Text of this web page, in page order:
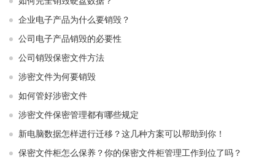
企业电子产品为什么要销毁？
公司电子产品销毁的必要性
公司销毁保密文件方法
涉密文件为何要销毁
如何管好涉密文件
涉密文件保密管理都有哪些规定
新电脑数据怎样进行迁移？这几种方案可以帮助到你！
保密文件柜怎么保养？你的保密文件柜管理工作到位了吗？